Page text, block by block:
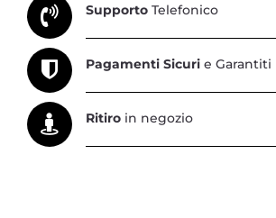
Supporto Telefonico
Pagamenti Sicuri e Garantiti
Ritiro in negozio